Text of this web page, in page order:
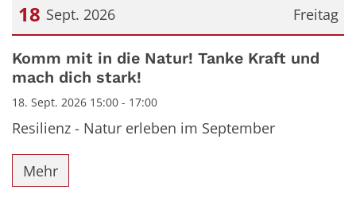
Freitag
18 Sept. 2026
Datum: 18. September 2026
Komm mit in die Natur! Tanke Kraft und
mach dich stark!
18. Sept. 2026 15:00 - 17:00
Resilienz - Natur erleben im September
Mehr